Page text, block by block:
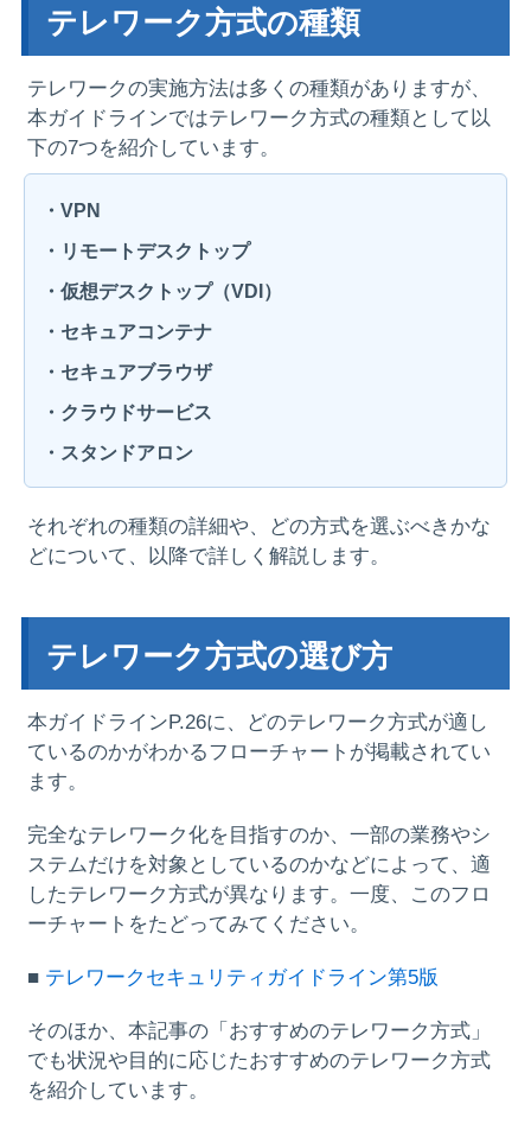
テレワーク方式の種類
テレワークの実施方法は多くの種類がありますが、
本ガイドラインではテレワーク方式の種類として以
下の7つを紹介しています。
・VPN
・リモートデスクトップ
・仮想デスクトップ（VDI）
・セキュアコンテナ
・セキュアブラウザ
・クラウドサービス
・スタンドアロン
それぞれの種類の詳細や、どの方式を選ぶべきかな
どについて、以降で詳しく解説します。
テレワーク方式の選び方
本ガイドラインP.26に、どのテレワーク方式が適し
ているのかがわかるフローチャートが掲載されてい
ます。
完全なテレワーク化を目指すのか、一部の業務やシ
ステムだけを対象としているのかなどによって、適
したテレワーク方式が異なります。一度、このフロ
ーチャートをたどってみてください。
■ テレワークセキュリティガイドライン第5版
そのほか、本記事の「おすすめのテレワーク方式」
でも状況や目的に応じたおすすめのテレワーク方式
を紹介しています。